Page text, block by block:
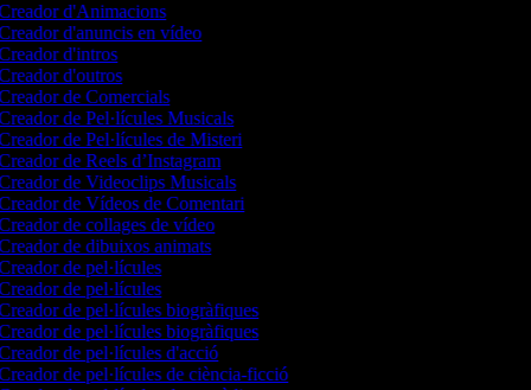
d'Animacions
d'anuncis en vídeo
d'intros
d'outros
de Comercials
de Pel·lícules Musicals
de Pel·lícules de Misteri
de Reels d’Instagram
de Videoclips Musicals
de Vídeos de Comentari
de collages de vídeo
de dibuixos animats
de pel·lícules
de pel·lícules
de pel·lícules biogràfiques
de pel·lícules biogràfiques
de pel·lícules d'acció
de pel·lícules de ciència-ficció